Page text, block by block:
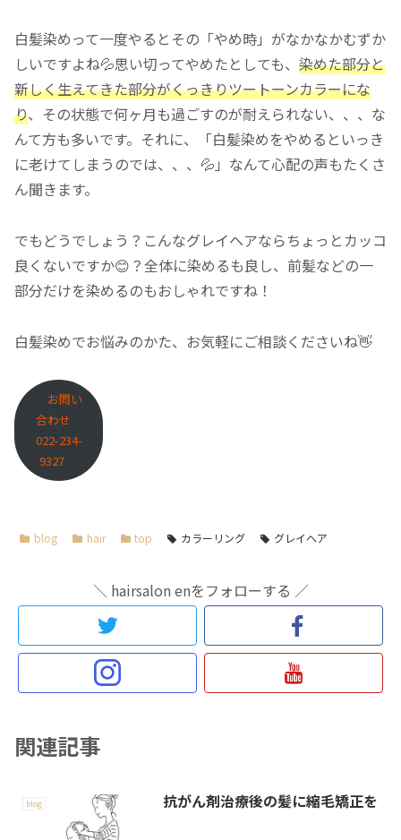
白髪染めって一度やるとその「やめ時」がなかなかむずか
しいですよね💦思い切ってやめたとしても、 染めた部分と
新しく生えてきた部分がくっきりツートーンカラーにな
り、その状態で何ヶ月も過ごすのが耐えられない、、、な
んて方も多いです。それに、「白髪染めをやめるといっき
に老けてしまうのでは、、、💦」なんて心配の声もたくさ
ん聞きます。
でもどうでしょう？こんなグレイヘアならちょっとカッコ
良くないですか😊？全体に染めるも良し、前髪などの一
部分だけを染めるのもおしゃれですね！
白髪染めでお悩みのかた、お気軽にご相談くださいね👋
お問い
合わせ
022-234-
9327
blog hair top カラーリング グレイヘア
＼ hairsalon enをフォローする ／
関連記事
blog 抗がん剤治療後の髪に縮毛矯正を